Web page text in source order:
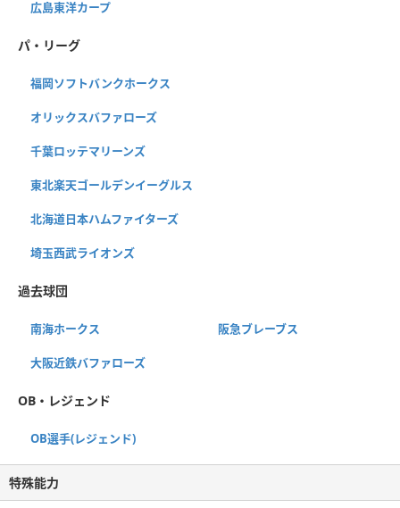
広島東洋カープ
パ・リーグ
福岡ソフトバンクホークス
オリックスバファローズ
千葉ロッテマリーンズ
東北楽天ゴールデンイーグルス
北海道日本ハムファイターズ
埼玉西武ライオンズ
過去球団
南海ホークス 阪急ブレーブス
大阪近鉄バファローズ
OB・レジェンド
OB選手(レジェンド)
特殊能力